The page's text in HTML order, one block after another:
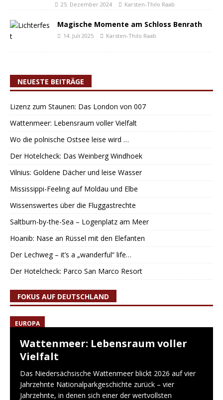
25. Dezember 2024 Karsten-Thilo Raab
Magische Momente am Schloss Benrath
14. Juli 2025 Karsten-Thilo Raab
NEUESTE BEITRÄGE
Lizenz zum Staunen: Das London von 007
Wattenmeer: Lebensraum voller Vielfalt
Wo die polnische Ostsee leise wird …
Der Hotelcheck: Das Weinberg Windhoek
Vilnius: Goldene Dächer und leise Wasser
Mississippi-Feeling auf Moldau und Elbe
Wissenswertes über die Fluggastrechte
Saltburn-by-the-Sea – Logenplatz am Meer
Hoanib: Nase an Rüssel mit den Elefanten
Der Lechweg – it’s a „wanderful“ life…
Der Hotelcheck: Parco San Marco Resort
FOKUS AUF DEUTSCHLAND
EUROPA
Wattenmeer: Lebensraum voller
Vielfalt
Das Niedersächsische Wattenmeer blickt 2026 auf vier
Jahrzehnte Nationalparkgeschichte zurück – vier
Jahrzehnte, in denen sich einer der wertvollsten